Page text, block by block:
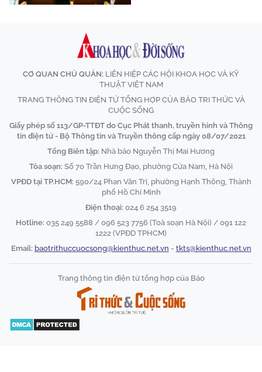
CƠ QUAN CHỦ QUẢN: LIÊN HIỆP CÁC HỘI KHOA HỌC VÀ KỸ
THUẬT VIỆT NAM
TRANG THÔNG TIN ĐIỆN TỬ TỔNG HỢP CỦA BÁO TRI THỨC VÀ
CUỘC SỐNG
Giấy phép số 113/GP-TTĐT do Cục Phát thanh, truyền hình và Thông
tin điện tử - Bộ Thông tin và Truyền thông cấp ngày 08/07/2021
Tổng Biên tập: Nhà báo Nguyễn Thị Mai Hương
Tòa soạn: Số 70 Trần Hưng Đạo, phường Cửa Nam, Hà Nội
VPĐD tại TP.HCM: 590/24 Phan Văn Trị, phường Hạnh Thông, Thành
phố Hồ Chí Minh
Điện thoại: 024 6 254 3519
Hotline: 035 249 5588 / 096 523 7756 (Toà soạn Hà Nội) / 091 122
1222 (VPĐD TPHCM)
Email: baotrithuccuocsong@kienthuc.net.vn - tkts@kienthuc.net.vn
Trang thông tin điện tử tổng hợp của Báo